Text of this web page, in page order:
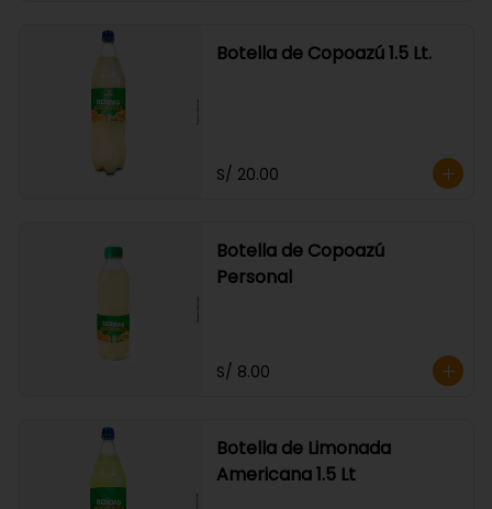
Botella de Copoazú 1.5 Lt.
S/ 20.00
Botella de Copoazú
Personal
S/ 8.00
Botella de Limonada
Americana 1.5 Lt